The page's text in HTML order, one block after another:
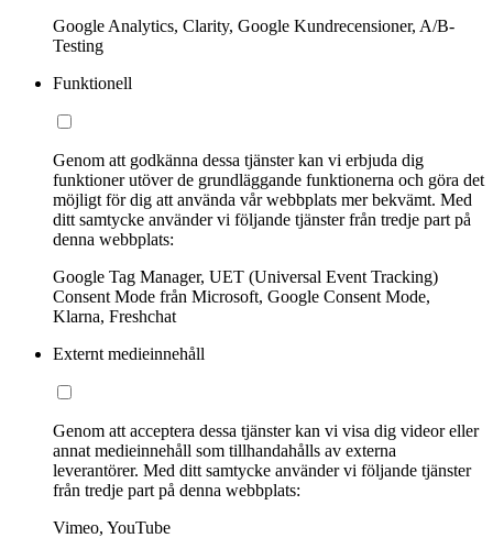
Google Analytics, Clarity, Google Kundrecensioner, A/B-
Testing
Funktionell
Genom att godkänna dessa tjänster kan vi erbjuda dig
funktioner utöver de grundläggande funktionerna och göra det
möjligt för dig att använda vår webbplats mer bekvämt. Med
ditt samtycke använder vi följande tjänster från tredje part på
denna webbplats:
Google Tag Manager, UET (Universal Event Tracking)
Consent Mode från Microsoft, Google Consent Mode,
Klarna, Freshchat
Externt medieinnehåll
Genom att acceptera dessa tjänster kan vi visa dig videor eller
annat medieinnehåll som tillhandahålls av externa
leverantörer. Med ditt samtycke använder vi följande tjänster
från tredje part på denna webbplats:
Vimeo, YouTube